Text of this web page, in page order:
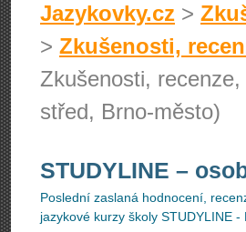
Jazykovky.cz >
> Zkušenosti,
Zkušenosti,
střed, Brno-město)
STUDYLINE –
Poslední zaslaná hodnocení,
jazykové kurzy školy STUDYLINE -